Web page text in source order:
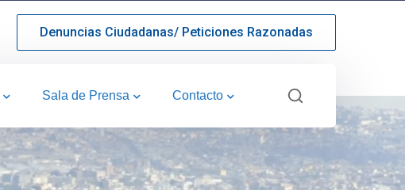
Denuncias Ciudadanas/ Peticiones Razonadas
Sala de Prensa Contacto